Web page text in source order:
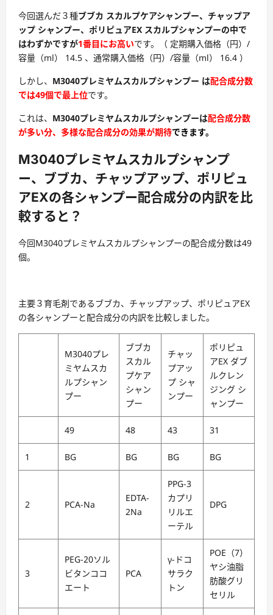
今回選んだ３種ブブカ スカルプケアシャンプー、チャップア
ップ シャンプー、ポリピュアEX スカルプシャンプーの中で
はわずかですが1番目にお高いです。（ 定期購入価格（円）/
容量（ml） 14.5 、通常購入価格（円）/容量（ml） 16.4 ）
しかし、 M3040プレミヤムスカルプシャンプー は配合成分数
では49個で最上位です。
これは、 M3040プレミヤムスカルプシャンプーは配合成分数
が多い分、多様な配合成分の効果が期待できます。
M3040プレミヤムスカルプシャンプ
ー、ブブカ、チャップアップ、ポリピュ
アEXの各シャンプー配合成分の内訳を比
較すると？
今回M3040プレミヤムスカルプシャンプーの配合成分数は49
個。
主要３育毛剤であるブブカ、チャップアップ、ポリピュアEX
の各シャンプーと配合成分の内訳を比較しました。
M3040プレ
ミヤムスカ
ルプシャン
プー
ブブカ
スカル
プケア
シャン
プー
チャッ
プアッ
プ シャ
ンプー
ポリピュ
アEX ダブ
ルクレン
ジング シ
ャンプー
49 48 43 31
1 BG BG BG BG
2 PCA-Na
EDTA-
2Na
PPG-3
カプリ
リルエ
ーテル
DPG
3
PEG-20ソル
ビタンココ
エート
PCA
γ-ドコ
サラク
トン
POE（7）
ヤシ油脂
肪酸グリ
セリル